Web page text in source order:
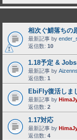
相次ぐ鯖落ちの
最新記事 by
返信数: 10
1.18予定 &
最新記事 by Aizenns
返信数: 1
EbiFly復活しま
最新記事 by
返信数: 2
1.17対応
最新記事 by
返信数: 4